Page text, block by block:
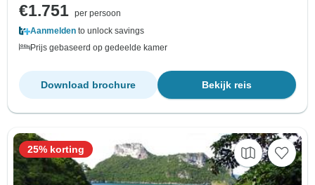
€1.751 per persoon
Aanmelden to unlock savings
Prijs gebaseerd op gedeelde kamer
Bekijk reis
Download brochure
25% korting